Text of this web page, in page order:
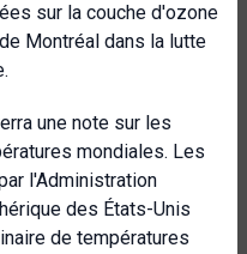
sur la couche d'ozone
Montréal dans la lutte
une note sur les
mondiales. Les
l'Administration
des États-Unis
de températures